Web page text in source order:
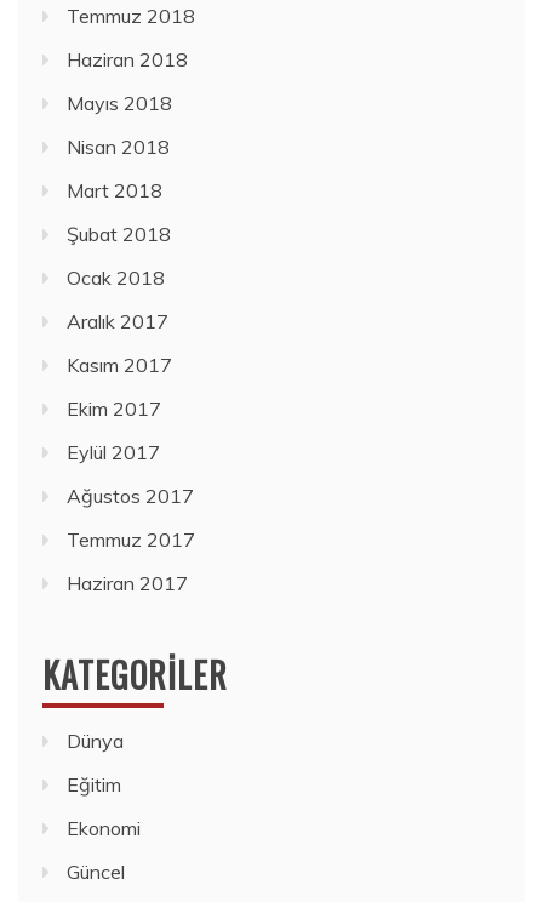
Temmuz 2018
Haziran 2018
Mayıs 2018
Nisan 2018
Mart 2018
Şubat 2018
Ocak 2018
Aralık 2017
Kasım 2017
Ekim 2017
Eylül 2017
Ağustos 2017
Temmuz 2017
Haziran 2017
KATEGORILER
Dünya
Eğitim
Ekonomi
Güncel